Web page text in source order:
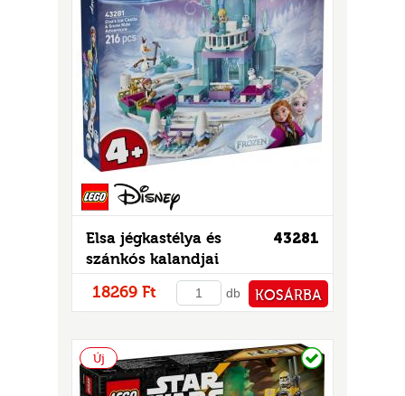
43281
Elsa jégkastélya és
szánkós kalandjai
18269 Ft db KOSÁRBA
Új